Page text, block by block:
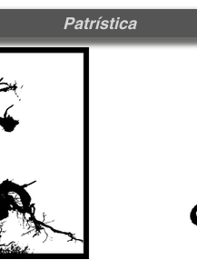
Patrística